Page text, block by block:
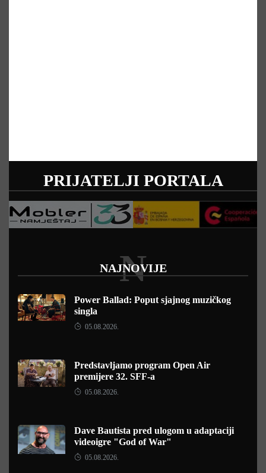
PRIJATELJI PORTALA
NAJNOVIJE
N
Power Ballad: Poput sjajnog muzičkog
singla
05.08.2026.
Predstavljamo program Open Air
premijere 32. SFF-a
05.08.2026.
Dave Bautista pred ulogom u adaptaciji
videoigre "God of War"
05.08.2026.